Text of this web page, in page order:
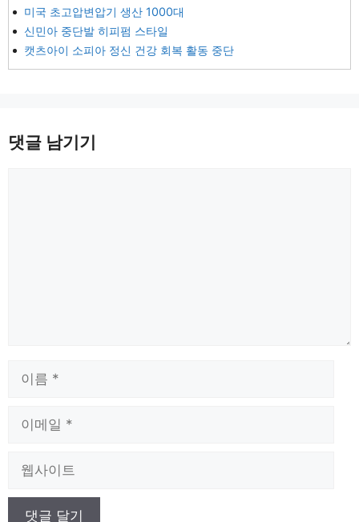
미국 초고압변압기 생산 1000대
신민아 중단발 히피펌 스타일
캣츠아이 소피아 정신 건강 회복 활동 중단
댓글 남기기